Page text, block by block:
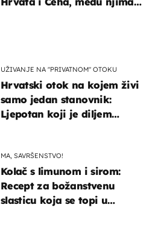
UŽIVANJE NA "PRIVATNOM" OTOKU
Hrvatski otok na kojem živi
samo jedan stanovnik:
Ljepotan koji je diljem
MA, SAVRŠENSTVO!
Kolač s limunom i sirom:
Recept za božanstvenu
slasticu koja se topi u